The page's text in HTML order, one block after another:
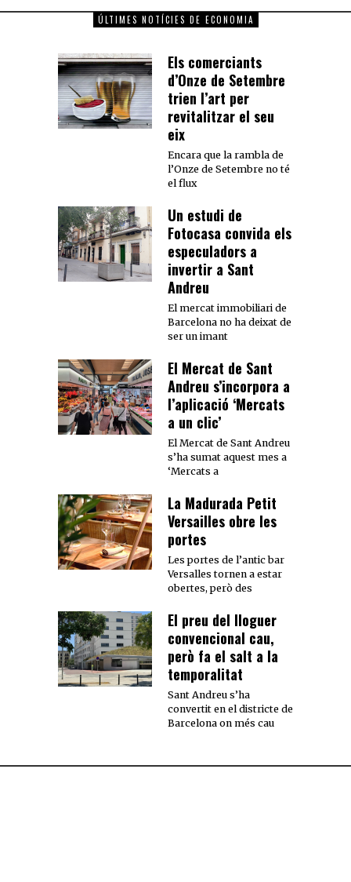
ÚLTIMES NOTÍCIES DE ECONOMIA
Els comerciants
d’Onze de Setembre
trien l’art per
revitalitzar el seu
eix
Encara que la rambla de
l’Onze de Setembre no té
el flux
Un estudi de
Fotocasa convida els
especuladors a
invertir a Sant
Andreu
El mercat immobiliari de
Barcelona no ha deixat de
ser un imant
El Mercat de Sant
Andreu s’incorpora a
l’aplicació ‘Mercats
a un clic’
El Mercat de Sant Andreu
s’ha sumat aquest mes a
‘Mercats a
La Madurada Petit
Versailles obre les
portes
Les portes de l’antic bar
Versalles tornen a estar
obertes, però des
El preu del lloguer
convencional cau,
però fa el salt a la
temporalitat
Sant Andreu s’ha
convertit en el districte de
Barcelona on més cau